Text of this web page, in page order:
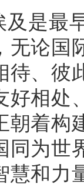
及是最
无论国
待、彼
好相处
朝着构
同为世
慧和力